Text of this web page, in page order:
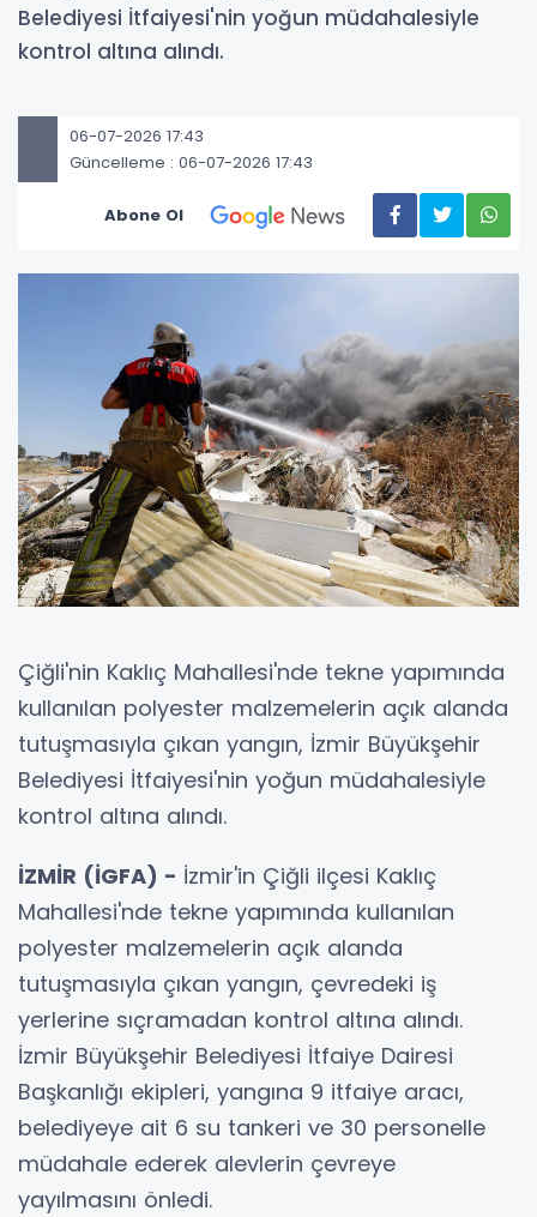
Belediyesi İtfaiyesi'nin yoğun müdahalesiyle
kontrol altına alındı.
06-07-2026 17:43
Güncelleme : 06-07-2026 17:43
Abone Ol
Çiğli'nin Kaklıç Mahallesi'nde tekne yapımında
kullanılan polyester malzemelerin açık alanda
tutuşmasıyla çıkan yangın, İzmir Büyükşehir
Belediyesi İtfaiyesi'nin yoğun müdahalesiyle
kontrol altına alındı.
İZMİR (İGFA) - İzmir'in Çiğli ilçesi Kaklıç
Mahallesi'nde tekne yapımında kullanılan
polyester malzemelerin açık alanda
tutuşmasıyla çıkan yangın, çevredeki iş
yerlerine sıçramadan kontrol altına alındı.
İzmir Büyükşehir Belediyesi İtfaiye Dairesi
Başkanlığı ekipleri, yangına 9 itfaiye aracı,
belediyeye ait 6 su tankeri ve 30 personelle
müdahale ederek alevlerin çevreye
yayılmasını önledi.